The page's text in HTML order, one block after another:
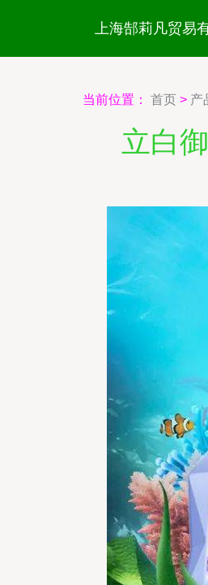
上海郜莉凡贸易
当前位置： 首页 > 产
立白